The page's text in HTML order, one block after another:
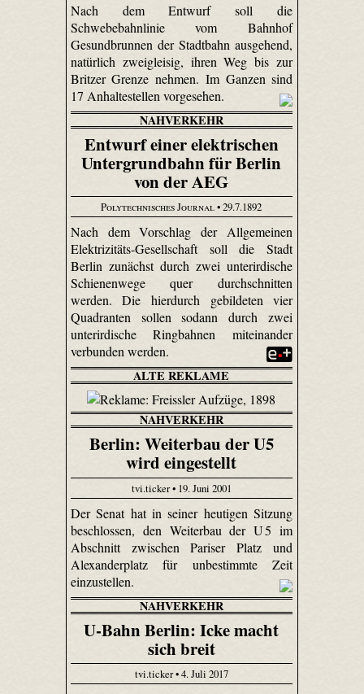
Nach dem Entwurf soll die
Schwebebahnlinie vom Bahnhof
Gesundbrunnen der Stadtbahn ausgehend,
natürlich zweigleisig, ihren Weg bis zur
Britzer Grenze nehmen. Im Ganzen sind
17 Anhaltestellen vorgesehen.
NAHVERKEHR
Entwurf einer elektrischen
Untergrundbahn für Berlin
von der AEG
Polytechnisches Journal• 29.7.1892
Nach dem Vorschlag der Allgemeinen
Elektrizitäts-Gesellschaft soll die Stadt
Berlin zunächst durch zwei unterirdische
Schienenwege quer durchschnitten
werden. Die hierdurch gebildeten vier
Quadranten sollen sodann durch zwei
unterirdische Ringbahnen miteinander
verbunden werden.
ALTE REKLAME
NAHVERKEHR
Berlin: Weiterbau der U5
wird eingestellt
tvi.ticker • 19. Juni 2001
Der Senat hat in seiner heutigen Sitzung
beschlossen, den Weiterbau der U 5 im
Abschnitt zwischen Pariser Platz und
Alexanderplatz für unbestimmte Zeit
einzustellen.
NAHVERKEHR
U-Bahn Berlin: Icke macht
sich breit
tvi.ticker • 4. Juli 2017